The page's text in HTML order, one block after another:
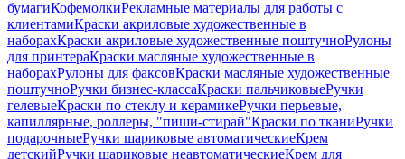
бумагиКофемолкиРекламные материалы для работы с
клиентамиКраски акриловые художественные в
наборахКраски акриловые художественные поштучноРулоны
для принтераКраски масляные художественные в
наборахРулоны для факсовКраски масляные художественные
поштучноРучки бизнес-классаКраски пальчиковыеРучки
гелевыеКраски по стеклу и керамикеРучки перьевые,
капиллярные, роллеры, "пиши-стирай"Краски по тканиРучки
подарочныеРучки шариковые автоматическиеКрем
детскийРучки шариковые неавтоматическиеКрем для